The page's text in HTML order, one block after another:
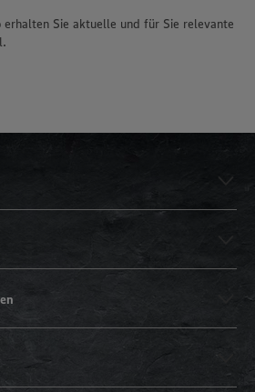
erhalten Sie aktuelle und für Sie relevante